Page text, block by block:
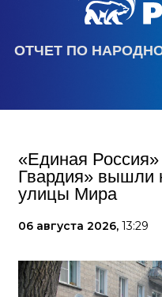
ОТЧЕТ ПО
«Единая
Гвардия» вышли
улицы Мира
06 августа 2026, 13:29